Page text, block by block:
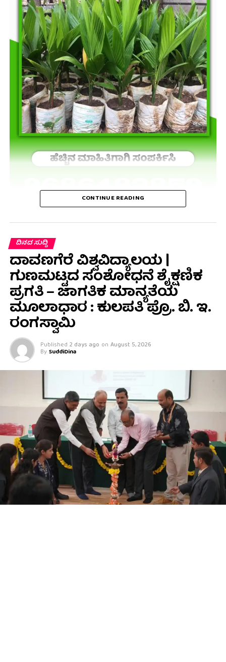
CONTINUE READING
ದಿನದ ಸುದ್ದಿ
ದಾವಣಗೆರೆ ವಿಶ್ವವಿದ್ಯಾಲಯ |
ಗುಣಮಟ್ಟದ ಸಂಶೋಧನೆ ಶೈಕ್ಷಣಿಕ
ಪ್ರಗತಿ – ಜಾಗತಿಕ ಮಾನ್ಯತೆಯ
ಮೂಲಾಧಾರ : ಕುಲಪತಿ ಪ್ರೊ. ಬಿ. ಇ.
ರಂಗಸ್ವಾಮಿ
Published 2 days ago on August 5, 2026
By SuddiDina